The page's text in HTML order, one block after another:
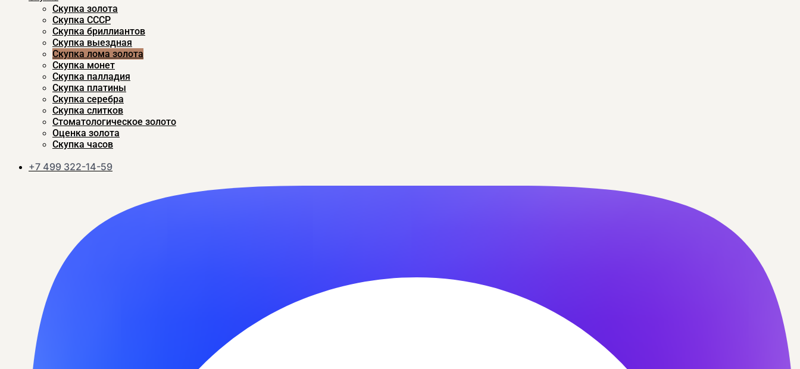
Скупка золота
Скупка CCСР
Скупка бриллиантов
Скупка выездная
Скупка лома золота
Скупка монет
Скупка палладия
Скупка платины
Скупка серебра
Скупка слитков
Стоматологическое золото
Оценка золота
Скупка часов
+7 499 322-14-59